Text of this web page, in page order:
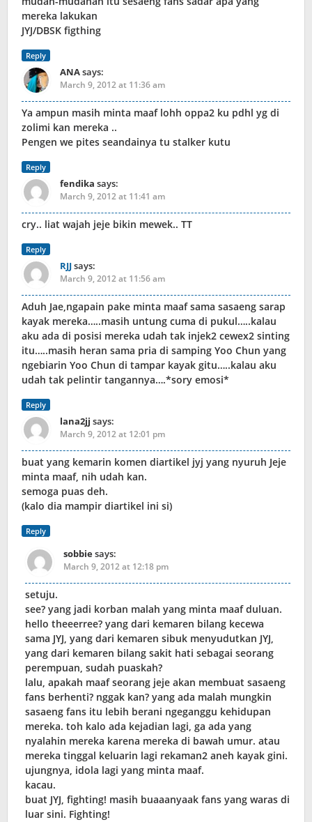
mereka lakukan
JYJ/DBSK figthing
Reply
ANAsays:
March 9, 2012 at 11:36 am
Ya ampun masih minta maaf lohh oppa2 ku pdhl yg di
zolimi kan mereka ..
Pengen we pites seandainya tu stalker kutu
Reply
fendika says:
March 9, 2012 at 11:41 am
cry.. liat wajah jeje bikin mewek.. TT
Reply
RJJsays:
March 9, 2012 at 11:56 am
Aduh Jae,ngapain pake minta maaf sama sasaeng sarap
kayak mereka…..masih untung cuma di pukul…..kalau
aku ada di posisi mereka udah tak injek2 cewex2 sinting
itu…..masih heran sama pria di samping Yoo Chun yang
ngebiarin Yoo Chun di tampar kayak gitu…..kalau aku
udah tak pelintir tangannya….*sory emosi*
Reply
lana2jj says:
March 9, 2012 at 12:01 pm
buat yang kemarin komen diartikel jyj yang nyuruh Jeje
minta maaf, nih udah kan.
semoga puas deh.
(kalo dia mampir diartikel ini si)
Reply
sobbiesays:
March 9, 2012 at 12:18 pm
setuju.
see? yang jadi korban malah yang minta maaf duluan.
hello theeerree? yang dari kemaren bilang kecewa
sama JYJ, yang dari kemaren sibuk menyudutkan JYJ,
yang dari kemaren bilang sakit hati sebagai seorang
perempuan, sudah puaskah?
lalu, apakah maaf seorang jeje akan membuat sasaeng
fans berhenti? nggak kan? yang ada malah mungkin
sasaeng fans itu lebih berani ngeganggu kehidupan
mereka. toh kalo ada kejadian lagi, ga ada yang
nyalahin mereka karena mereka di bawah umur. atau
mereka tinggal keluarin lagi rekaman2 aneh kayak gini.
ujungnya, idola lagi yang minta maaf.
kacau.
buat JYJ, fighting! masih buaaanyaak fans yang waras di
luar sini. Fighting!